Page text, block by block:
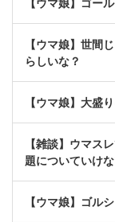
【ウマ娘】世間
らしいな？
【ウマ娘】大盛
【雑談】ウマス
題についていけ
【ウマ娘】ゴル